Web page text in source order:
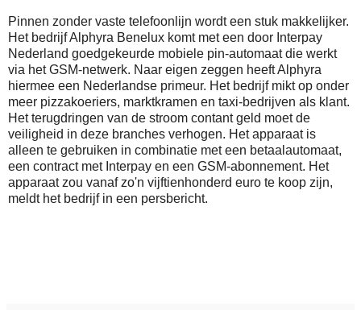
Pinnen zonder vaste telefoonlijn wordt een stuk makkelijker.
Het bedrijf Alphyra Benelux komt met een door Interpay
Nederland goedgekeurde mobiele pin-automaat die werkt
via het GSM-netwerk. Naar eigen zeggen heeft Alphyra
hiermee een Nederlandse primeur. Het bedrijf mikt op onder
meer pizzakoeriers, marktkramen en taxi-bedrijven als klant.
Het terugdringen van de stroom contant geld moet de
veiligheid in deze branches verhogen. Het apparaat is
alleen te gebruiken in combinatie met een betaalautomaat,
een contract met Interpay en een GSM-abonnement. Het
apparaat zou vanaf zo'n vijftienhonderd euro te koop zijn,
meldt het bedrijf in een persbericht.